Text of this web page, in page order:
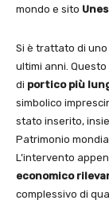
mondo e sito
Si è trattato di uno
ultimi anni.
di portico più
simbolico
stato inserito,
Patrimonio
L’intervento
economico
complessivo di